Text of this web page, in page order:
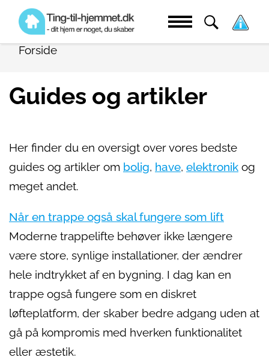
Forside
Guides og artikler
Her finder du en oversigt over vores bedste
guides og artikler om bolig, have, elektronik og
meget andet.
Når en trappe også skal fungere som lift
Moderne trappelifte behøver ikke længere
være store, synlige installationer, der ændrer
hele indtrykket af en bygning. I dag kan en
trappe også fungere som en diskret
løfteplatform, der skaber bedre adgang uden at
gå på kompromis med hverken funktionalitet
eller æstetik.